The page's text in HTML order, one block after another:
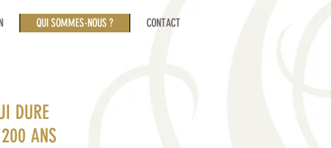
QUI SOMMES-NOUS ? CONTACT
DURE
ANS